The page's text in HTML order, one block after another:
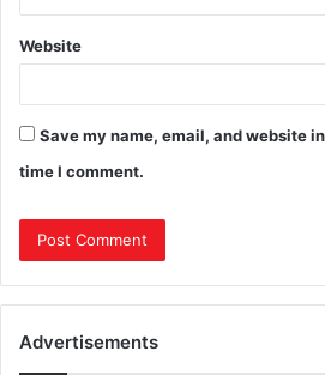
Website
Save my name, email, and website
time I comment.
Advertisements